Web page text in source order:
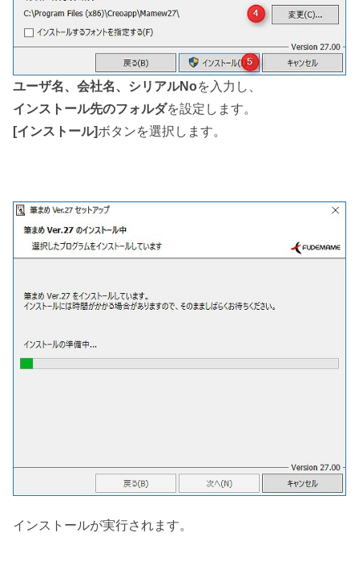
ユーザ名、会社名、シリアルNoを入力し、
インストール先のフォルダを設定します。
[インストール]ボタンを選択します。
インストールが実行されます。